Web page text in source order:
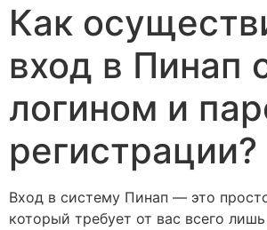
Как
вход в Пинап
логином и
регистрации?
Вход в систему Пинап — это
который требует от вас всего